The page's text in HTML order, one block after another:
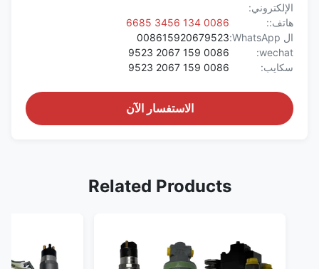
الإلكتروني:
هاتف::
0086 134 3456 6685
ال WhatsApp:
008615920679523
wechat:
0086 159 2067 9523
سكايب:
0086 159 2067 9523
الاستفسار الآن
Related Products